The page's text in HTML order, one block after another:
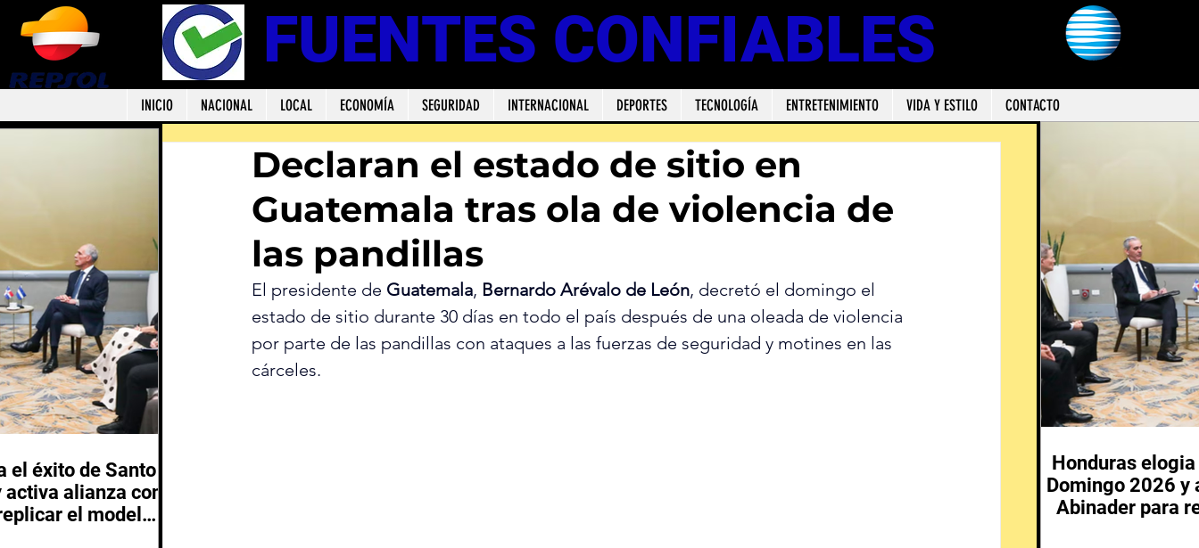
FUENTES CONFIABLES
INICIO NACIONAL LOCAL ECONOMÍA SEGURIDAD INTERNACIONAL DEPORTES TECNOLOGÍA ENTRETENIMIENTO VIDA Y ESTILO CONTACTO
Declaran el estado de sitio en
Guatemala tras ola de violencia de
las pandillas
El presidente de Guatemala, Bernardo Arévalo de León, decretó el domingo el
estado de sitio durante 30 días en todo el país después de una oleada de violencia
por parte de las pandillas con ataques a las fuerzas de seguridad y motines en las
cárceles.
el éxito de Santo
alianza con
el modelo
Honduras
Domingo 2026 y
Abinader para